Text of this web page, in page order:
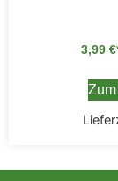
3,99 €